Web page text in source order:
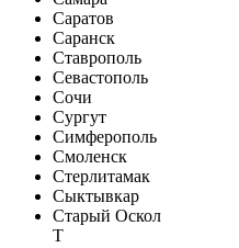
Саратов
Саранск
Ставрополь
Севастополь
Сочи
Сургут
Симферополь
Смоленск
Стерлитамак
Сыктывкар
Старый Оскол
Т